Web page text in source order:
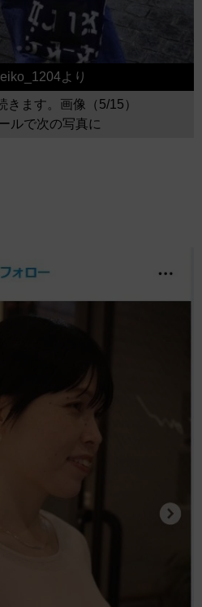
より
きます。画像（5/15）
ルで次の写真に